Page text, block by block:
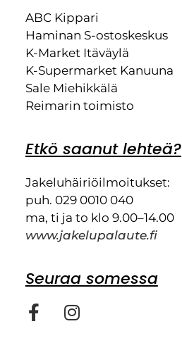
ABC Kippari
Haminan S-ostoskeskus
K-Market Itäväylä
K-Supermarket Kanuuna
Sale Miehikkälä
Reimarin toimisto
Etkö saanut lehteä?
Jakeluhäiriöilmoitukset:
puh. 029 0010 040
ma, ti ja to klo 9.00–14.00
www.jakelupalaute.fi
Seuraa somessa